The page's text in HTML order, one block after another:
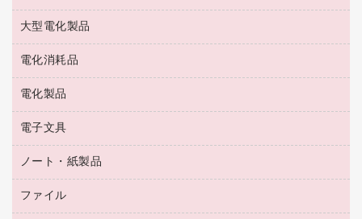
園芸用品
ペット用品
消臭・芳香剤
殺虫剤
飲食用消耗品
ハンドソープ・石鹸
トイレ用品
トイレ用洗剤
大型シュレッダー（共配）
レーザーポインター
ラミネートフィルム
ラミネータ
タイムレコーダー
シュレッダ
ＯＨＰ用品
大型電化製品
冷蔵庫・キッチン・調理家電
テレビ・ＡＶ機器
電化消耗品
電球・蛍光灯
乾電池・充電池
フィルム・カメラ用品
デスクライト
アルバム
電化製品
掃除機・クリーナー
空調・季節家電
その他電化製品
キッチン・調理家電
電子文具
電卓
ラベルテープ
ノート・紙製品
封筒
ファイル